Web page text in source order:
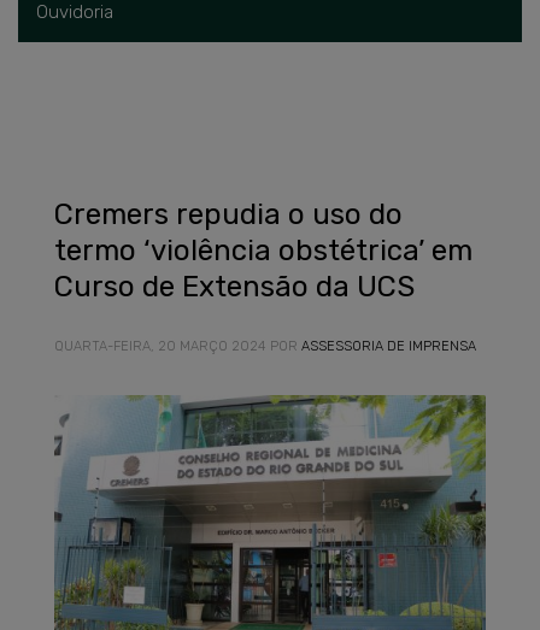
Ouvidoria
Cremers repudia o uso do
termo ‘violência obstétrica’ em
Curso de Extensão da UCS
QUARTA-FEIRA, 20 MARÇO 2024 POR ASSESSORIA DE IMPRENSA